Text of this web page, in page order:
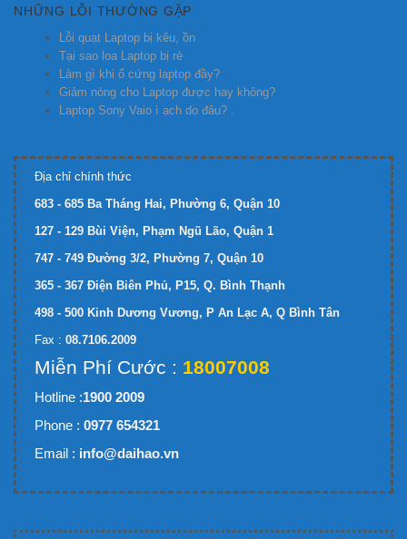
NHỮNG LỖI THƯỜNG GẶP
Lỗi quạt Laptop bị kêu, ồn
Tại sao loa Laptop bị rè
Làm gì khi ổ cứng laptop đầy?
Giảm nóng cho Laptop được hay không?
Laptop Sony Vaio ì ạch do đâu? .
Địa chỉ chính thức
683 - 685 Ba Tháng Hai, Phường 6, Quận 10
127 - 129 Bùi Viện, Phạm Ngũ Lão, Quận 1
747 - 749 Đường 3/2, Phường 7, Quận 10
365 - 367 Điện Biên Phủ, P15, Q. Bình Thạnh
498 - 500 Kinh Dương Vương, P An Lạc A, Q Bình Tân
Fax : 08.7106.2009
Miễn Phí Cước : 18007008
Hotline :1900 2009
Phone : 0977 654321
Email : info@daihao.vn